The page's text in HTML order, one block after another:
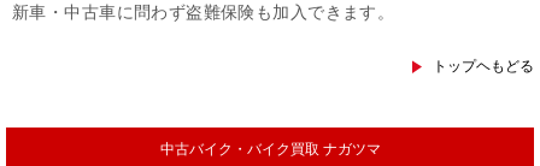
新車・中古車に問わず盗難保険も加入できます。
トップヘもどる
中古バイク・バイク買取 ナガツマ